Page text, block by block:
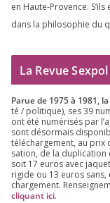
en Haute-Provence.
dans la phi­lo­so­phie du
La Revue
Parue de 1975à 1981,
té /​ poli­tique), ses39
ont été numé­ri­sés par
sont désor­mais
télé­char­ge­ment, au
sa­tion, de la
soit 17 euros avec
rigide ou 13 euros sans,
char­ge­ment.
cli­quant ici.